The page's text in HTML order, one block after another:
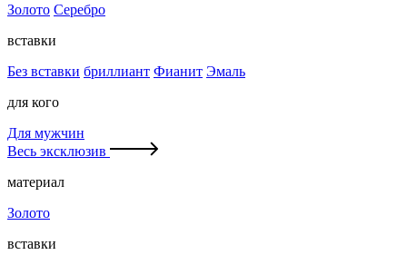
Золото Серебро
вставки
Без вставки бриллиант Фианит Эмаль
для кого
Для мужчин
Весь эксклюзив
материал
Золото
вставки